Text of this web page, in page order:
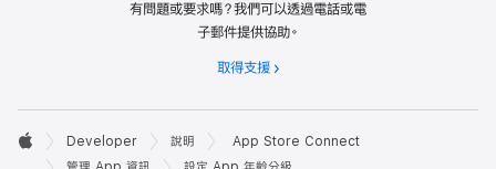
如果你不需要覆蓋評分，或不需要在 App Store 的「兒
有問題或要求嗎？我們可以透過電話或電
子郵件提供協助。
取得支援
Developer

Developer 說明
App Store Connect